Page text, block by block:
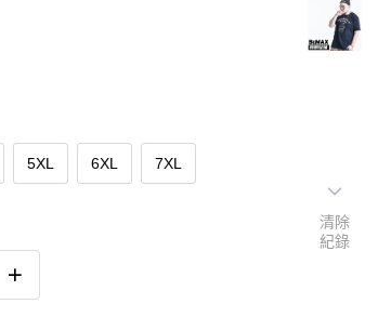
5XL 6XL 7XL
清除
紀錄